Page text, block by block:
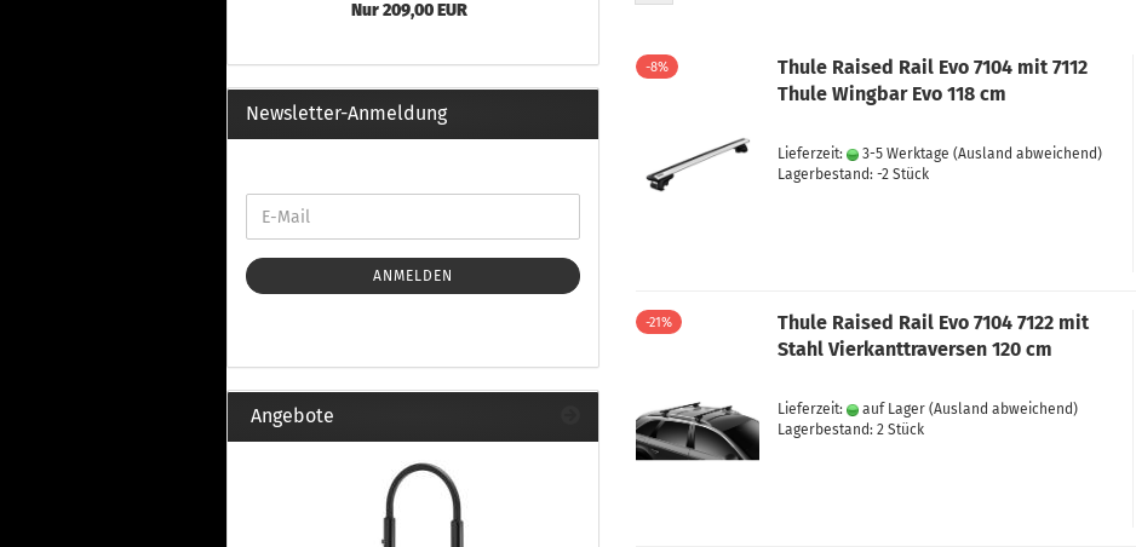
Thule Montagekits 60.. für 7106
Thule Montagekits 70.. für 7107
Fußsatz Fahrzeuge mit
Dachskiträger
Zubehör anzeigen
Thule Ersatzteile
Gepäck und Reisetaschen
Schliesszylinder
Diebstahlschutz
-8%
Thule Raised Rail Evo 7104 mit 7112
Thule Wingbar Evo 118 cm
Lieferzeit: 3-5 Werktage (Ausland abweichend)
Lagerbestand: -2 Stück
-21%
Thule Raised Rail Evo 7104 7122 mit
Stahl Vierkanttraversen 120 cm
Lieferzeit: auf Lager (Ausland abweichend)
Lagerbestand: 2 Stück
Nur 209,00 EUR
Newsletter-Anmeldung
ANMELDEN
Angebote